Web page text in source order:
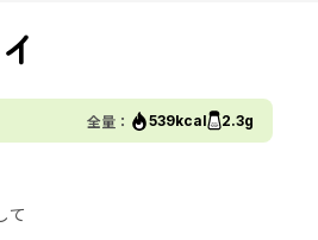
全量： 539kcal 2.3g
て